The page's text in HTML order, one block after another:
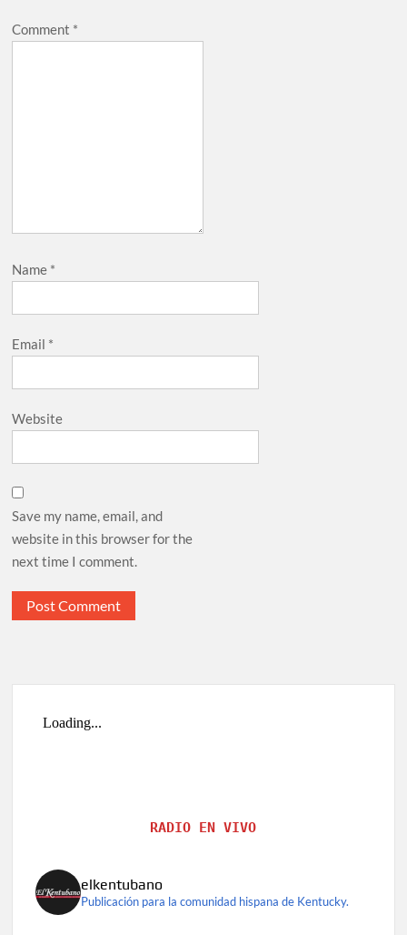
Comment *
Name *
Email *
Website
Save my name, email, and
website in this browser for the
next time I comment.
RADIO EN VIVO
elkentubano
Publicación para la comunidad hispana de Kentucky.